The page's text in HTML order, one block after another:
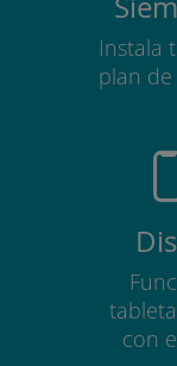
Instala
plan
con